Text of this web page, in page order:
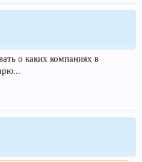
о каких компаниях в